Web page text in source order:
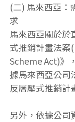
(二) 馬來西亞：
求
馬來西亞關於於
式推銷計畫法
Scheme Act)》
據馬來西亞公司
反層壓式推銷計
另外，依據公司